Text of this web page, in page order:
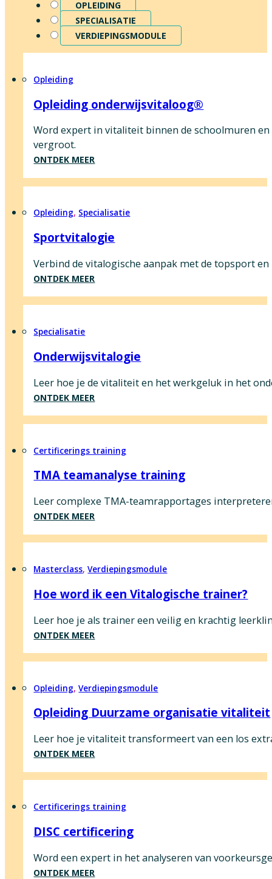
OPLEIDING
SPECIALISATIE
VERDIEPINGSMODULE
Opleiding
Opleiding onderwijsvitaloog®
Word expert in vitaliteit binnen de schoolmuren
vergroot.
ONTDEK MEER
Opleiding, Specialisatie
Sportvitalogie
Verbind de vitalogische aanpak met de topsport
ONTDEK MEER
Specialisatie
Onderwijsvitalogie
Leer hoe je de vitaliteit en het werkgeluk in het
ONTDEK MEER
Certificerings training
TMA teamanalyse training
Leer complexe TMA-teamrapportages
ONTDEK MEER
Masterclass,Verdiepingsmodule
Hoe word ik een Vitalogische trainer?
Leer hoe je als trainer een veilig en krachtig
ONTDEK MEER
Opleiding,Verdiepingsmodule
Opleiding Duurzame organisatie vitaliteit
Leer hoe je vitaliteit transformeert van een los
ONTDEK MEER
Certificerings training
DISC certificering
Word een expert in het analyseren van
ONTDEK MEER